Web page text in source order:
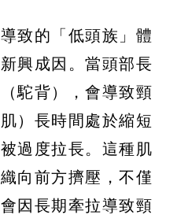
致的「低頭族」體
興成因。當頭部長
駝背），會導致頸
）長時間處於縮短
過度拉長。這種肌
向前方擠壓，不僅
因長期牽拉導致頸